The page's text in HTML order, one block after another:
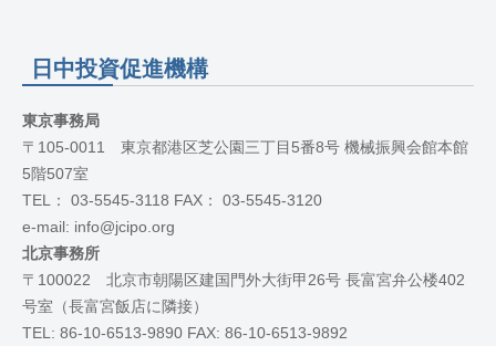
日中投資促進機構
東京事務局
〒105-0011 東京都港区芝公園三丁目5番8号 機械振興会館本館
5階507室
TEL： 03-5545-3118 FAX： 03-5545-3120
e-mail: info@jcipo.org
北京事務所
〒100022 北京市朝陽区建国門外大街甲26号 長富宮弁公楼402
号室（長富宮飯店に隣接）
TEL: 86-10-6513-9890 FAX: 86-10-6513-9892